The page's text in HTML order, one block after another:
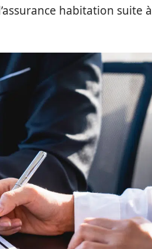
habitation suite à